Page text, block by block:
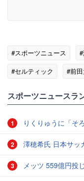
#スポーツニュース
#セルティック
#前
スポーツニュースラ
1 りくりゅうに「そ
2 澤穂希氏 日本サッ
3 メッツ 559億円投